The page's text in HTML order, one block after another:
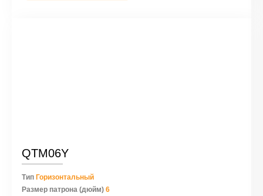
QTM06Y
Тип Горизонтальный
Размер патрона (дюйм) 6